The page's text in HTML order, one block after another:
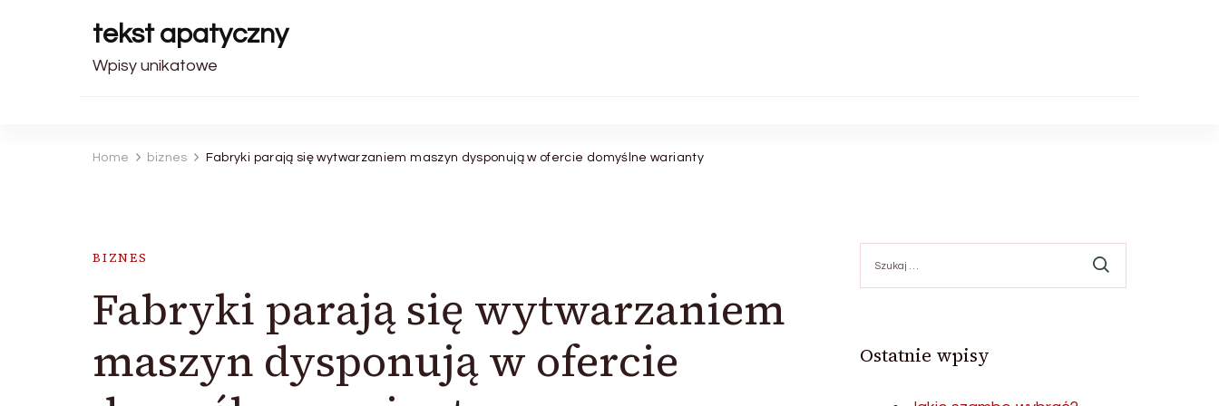
tekst apatyczny
Wpisy unikatowe
Home biznes Fabryki parają się wytwarzaniem maszyn dysponują w ofercie domyślne warianty
BIZNES
Fabryki parają się wytwarzaniem
maszyn dysponują w ofercie
Ostatnie wpisy